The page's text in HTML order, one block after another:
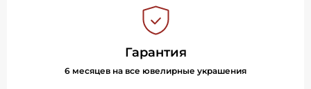
Гарантия
6 месяцев на все ювелирные украшения